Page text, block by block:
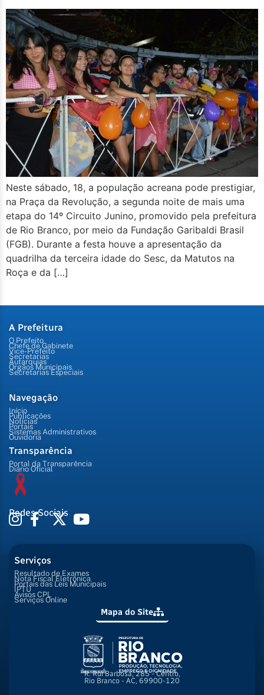
Neste sábado, 18, a população acreana pode prestigiar,
na Praça da Revolução, a segunda noite de mais uma
etapa do 14º Circuito Junino, promovido pela prefeitura
de Rio Branco, por meio da Fundação Garibaldi Brasil
(FGB). Durante a festa houve a apresentação da
quadrilha da terceira idade do Sesc, da Matutos na
Roça e da […]
A Prefeitura
O Prefeito
Chefe de Gabinete
Vice-Prefeito
Secretarias
Autarquias
Órgãos Municipais
Secretarias Especiais
Navegação
Início
Publicações
Notícias
Portais
Sistemas Administrativos
Ouvidoria
Transparência
Portal da Transparência
Diário Oficial
Redes Sociais
Serviços
Resultado de Exames
Nota Fiscal Eletrônica
Portais das Leis Municipais
IPTU
Avisos CPL
Serviços Online
Mapa do Site
R. Rui Barbosa, 285 - Centro,
Rio Branco - AC, 69900-120